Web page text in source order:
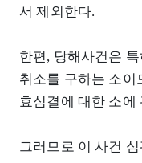
서 제외한다.
한편, 당해사건은
취소를 구하는 소이
효심결에 대한 소에
그러므로 이 사건